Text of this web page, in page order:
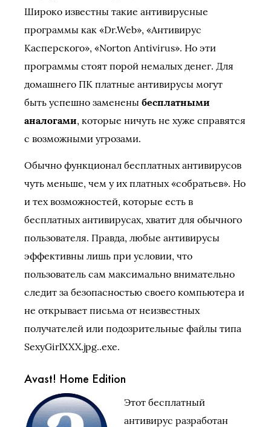
Широко известны такие антивирусные
программы как «Dr.Web», «Антивирус
Касперского», «Norton Antivirus». Но эти
программы стоят порой немалых денег. Для
домашнего ПК платные антивирусы могут
быть успешно заменены бесплатными
аналогами, которые ничуть не хуже справятся
с возможными угрозами.
Обычно функционал бесплатных антивирусов
чуть меньше, чем у их платных «собратьев». Но
и тех возможностей, которые есть в
бесплатных антивирусах, хватит для обычного
пользователя. Правда, любые антивирусы
эффективны лишь при условии, что
пользователь сам максимально внимательно
следит за безопасностью своего компьютера и
не открывает письма от неизвестных
получателей или подозрительные файлы типа
SexyGirlXXX.jpg..exe.
Avast! Home Edition
Этот бесплатный
антивирус разработан